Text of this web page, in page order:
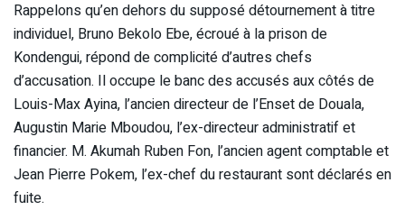
Rappelons qu’en dehors du supposé détournement à titre
individuel, Bruno Bekolo Ebe, écroué à la prison de
Kondengui, répond de complicité d’autres chefs
d’accusation. Il occupe le banc des accusés aux côtés de
Louis-Max Ayina, l’ancien directeur de l’Enset de Douala,
Augustin Marie Mboudou, l’ex-directeur administratif et
financier. M. Akumah Ruben Fon, l’ancien agent comptable et
Jean Pierre Pokem, l’ex-chef du restaurant sont déclarés en
fuite.